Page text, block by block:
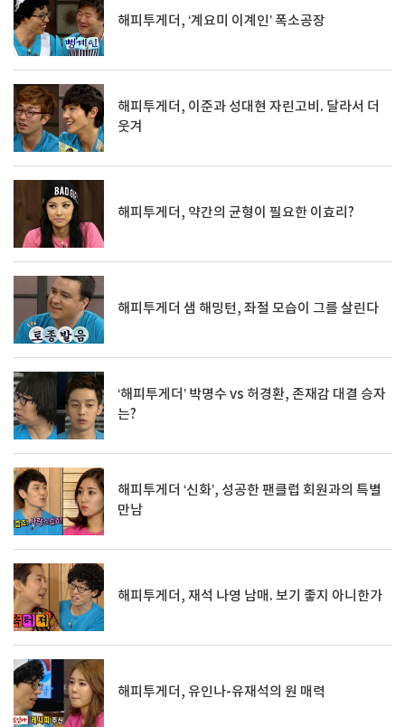
해피투게더, ‘계요미 이계인’ 폭소공장
해피투게더, 이준과 성대현 자린고비. 달라서 더
웃겨
해피투게더, 약간의 균형이 필요한 이효리?
해피투게더 샘 해밍턴, 좌절 모습이 그를 살린다
‘해피투게더’ 박명수 vs 허경환, 존재감 대결 승자
는?
해피투게더 ‘신화’, 성공한 팬클럽 회원과의 특별
만남
해피투게더, 재석 나영 남매. 보기 좋지 아니한가
해피투게더, 유인나-유재석의 원 매력